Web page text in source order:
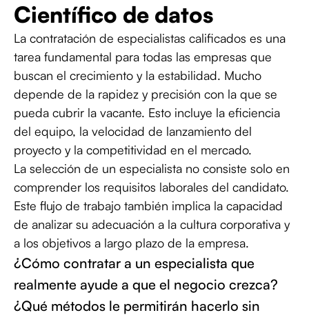
Científico de datos
La contratación de especialistas calificados es una
tarea fundamental para todas las empresas que
buscan el crecimiento y la estabilidad. Mucho
depende de la rapidez y precisión con la que se
pueda cubrir la vacante. Esto incluye la eficiencia
del equipo, la velocidad de lanzamiento del
proyecto y la competitividad en el mercado.
La selección de un especialista no consiste solo en
comprender los requisitos laborales del candidato.
Este flujo de trabajo también implica la capacidad
de analizar su adecuación a la cultura corporativa y
a los objetivos a largo plazo de la empresa.
¿Cómo contratar a un especialista que
realmente ayude a que el negocio crezca?
¿Qué métodos le permitirán hacerlo sin